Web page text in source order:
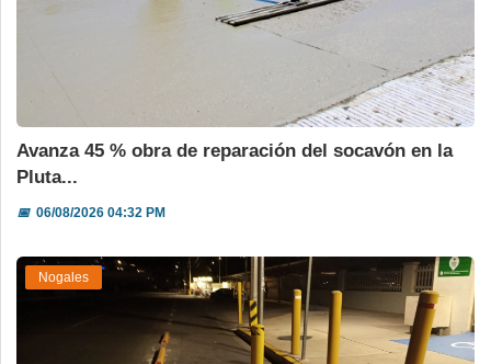
Avanza 45 % obra de reparación del socavón en la
Pluta...
📅06/08/2026 04:32 PM
Nogales